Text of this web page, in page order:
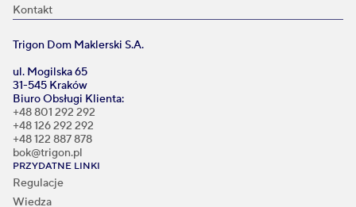
Kontakt
Trigon Dom Maklerski S.A.
ul. Mogilska 65
31-545 Kraków
Biuro Obsługi Klienta:
+48 801 292 292
+48 126 292 292
+48 122 887 878
bok@trigon.pl
PRZYDATNE LINKI
Regulacje
Wiedza